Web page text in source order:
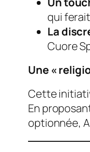
qui
La
Cuore
Une «
Cette
En
optionnée,